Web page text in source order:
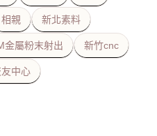
相親 新北素料
金屬粉末射出 新竹cnc
中心